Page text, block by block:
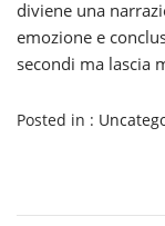
diviene una
emozione e
secondi ma lascia
Posted in :